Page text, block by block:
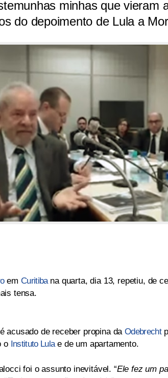
minhas que vieram
do depoimento de Lula a
em Curitibana quarta, dia 13, repetiu, de
tensa.
acusado de receber propina daOdebrecht
o Instituto Lulae de um apartamento.
foi o assunto inevitável. “Ele fez um